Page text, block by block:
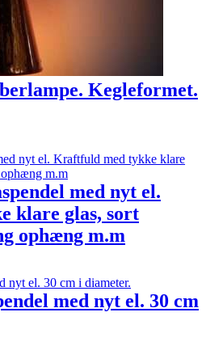
Kegleformet.
med nyt el.
klare glas, sort
ophæng m.m
med nyt el. 30 cm